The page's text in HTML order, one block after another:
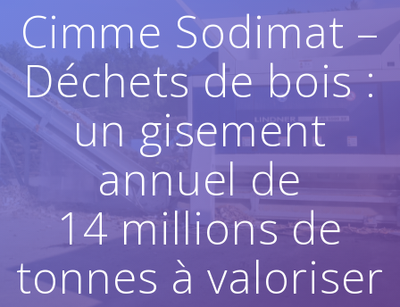
Cimme Sodimat –
Déchets de bois :
un gisement
annuel de
14 millions de
tonnes à valoriser